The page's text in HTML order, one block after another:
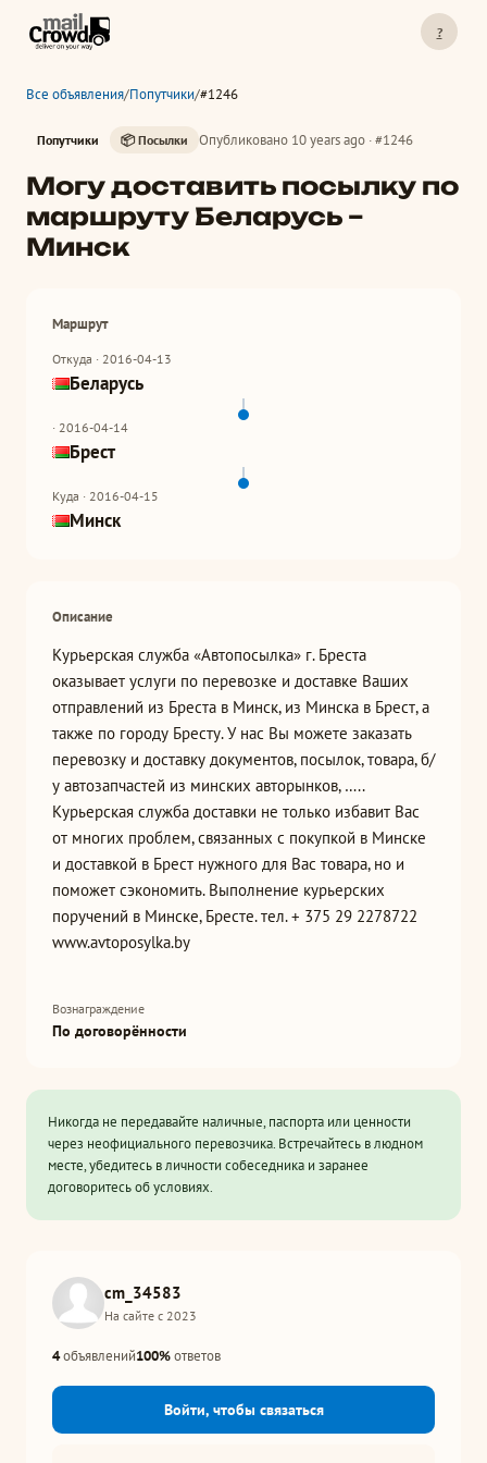
?
Все объявления/Попутчики/#1246
Попутчики 📦 Посылки Опубликовано 10 years ago · #1246
Могу доставить посылку по
маршруту Беларусь –
Минск
Маршрут
Откуда · 2016-04-13
Беларусь
· 2016-04-14
Брест
Куда · 2016-04-15
Минск
Описание
Курьерская служба «Автопосылка» г. Бреста
оказывает услуги по перевозке и доставке Ваших
отправлений из Бреста в Минск, из Минска в Брест, а
также по городу Бресту. У нас Вы можете заказать
перевозку и доставку документов, посылок, товара, б/
у автозапчастей из минских авторынков, …..
Курьерская служба доставки не только избавит Вас
от многих проблем, связанных с покупкой в Минске
и доставкой в Брест нужного для Вас товара, но и
поможет сэкономить. Выполнение курьерских
поручений в Минске, Бресте. тел. + 375 29 2278722
www.avtoposylka.by
Вознаграждение
По договорённости
Никогда не передавайте наличные, паспорта или ценности
через неофициального перевозчика. Встречайтесь в людном
месте, убедитесь в личности собеседника и заранее
договоритесь об условиях.
cm_34583
На сайте с 2023
4объявлений100%ответов
Войти, чтобы связаться